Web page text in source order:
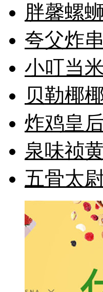
胖馨螺
夸父炸串
小叮当
贝勒椰
炸鸡皇
泉味祯
五骨太